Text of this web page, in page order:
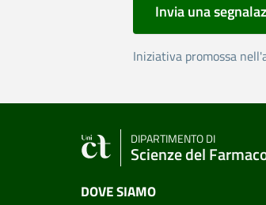
Invia una
Iniziativa promossa
DIPARTIMENTO DI
Scienze del
DOVE SIAMO